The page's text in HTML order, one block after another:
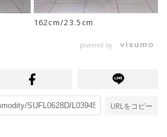
162cm/23.5cm
powered by
URLをコピー